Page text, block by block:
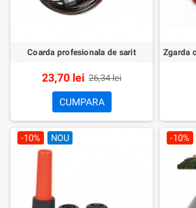
Coarda profesionala de sarit
23,70 lei 26,34 lei
CUMPARA
-10% NOU -10%